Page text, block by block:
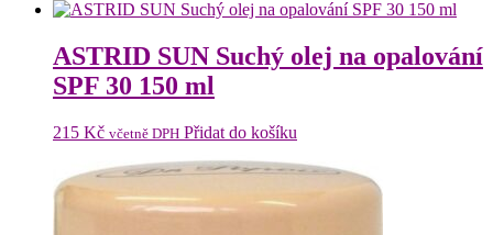
ASTRID SUN Suchý olej na opalování
SPF 30 150 ml
215 Kč včetně DPH Přidat do košíku